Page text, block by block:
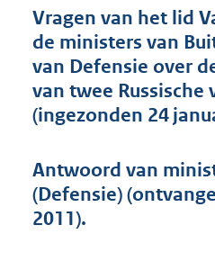
Vragen van het lid
de ministers van
van Defensie over
van twee Russische
(ingezonden 24
Antwoord van
(Defensie)
2011).